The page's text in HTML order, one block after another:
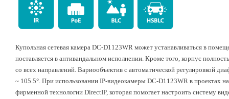
Купольная сетевая камера DC-D1123WR может устанавливаться в
поставляется в антивандальном исполнении. Кроме того, корпус
со всех направлений. Вариообъектив с автоматической регулировкой
~ 105.5°. При использовании IP-видеокамеры DC-D1123WR в проектах
фирменной технологии DirectIP, которая помогает настроить систему